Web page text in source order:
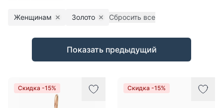
Женщинам Remove filter
Золото Remove filter
Сбросить все
Товары
Показать предыдущий
Скидка -15% Скидка -15%